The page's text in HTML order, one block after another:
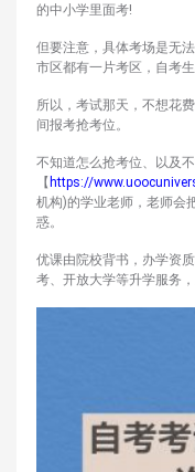
的中小学里面考!
但要注意，具体考场是无
市区都有一片考区，自考
所以，考试那天，不想花
间报考抢考位。
不知道怎么抢考位、以及
【 https://
机构)的学业老师，老师会
惑。
优课由院校背书，办学资
考、开放大学等升学服务，